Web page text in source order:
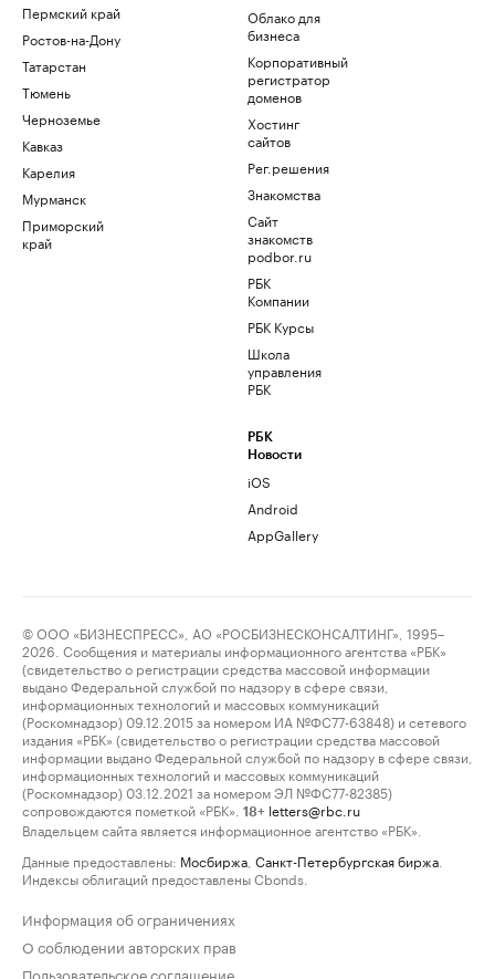
Пермский край
Ростов-на-Дону
Татарстан
Тюмень
Черноземье
Кавказ
Карелия
Мурманск
Приморский
край
Облако для
бизнеса
Корпоративный
регистратор
доменов
Хостинг
сайтов
Рег.решения
Знакомства
Сайт
знакомств
podbor.ru
РБК
Компании
РБК Курсы
Школа
управления
РБК
РБК
Новости
iOS
Android
AppGallery
© ООО «БИЗНЕСПРЕСС», АО «РОСБИЗНЕСКОНСАЛТИНГ», 1995–
2026. Сообщения и материалы информационного агентства «РБК»
(свидетельство о регистрации средства массовой информации
выдано Федеральной службой по надзору в сфере связи,
информационных технологий и массовых коммуникаций
(Роскомнадзор) 09.12.2015 за номером ИА №ФС77-63848) и сетевого
издания «РБК» (свидетельство о регистрации средства массовой
информации выдано Федеральной службой по надзору в сфере связи,
информационных технологий и массовых коммуникаций
(Роскомнадзор) 03.12.2021 за номером ЭЛ №ФС77-82385)
сопровождаются пометкой «РБК».
18+ letters@rbc.ru
Владельцем сайта является информационное агентство «РБК».
Данные предоставлены: Мосбиржа Санкт-Петербургская биржа
Индексы облигаций предоставлены Cbonds.
Информация об ограничениях
О соблюдении авторских прав
Пользовательское соглашение